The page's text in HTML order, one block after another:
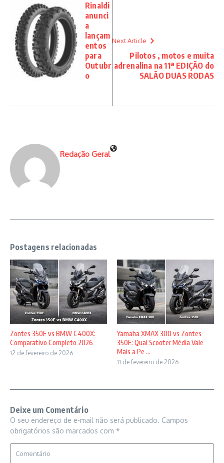
Rinaldi
anunci
a
lançam
entos
para
Outubr
o
Next Article
Pilotos , motos e muita
adrenalina na 11ª EDIÇÃO do
SALÃO DUAS RODAS
Redação Geral
Postagens relacionadas
Zontes 350E vs BMW C400X:
Comparativo Completo 2026
12 de fevereiro de 2026
Yamaha XMAX 300 vs Zontes
350E: Qual Scooter Média Vale
Mais a Pe ...
11 de fevereiro de 2026
Deixe um Comentário
O seu endereço de e-mail não será publicado. Campos
obrigatórios são marcados com *